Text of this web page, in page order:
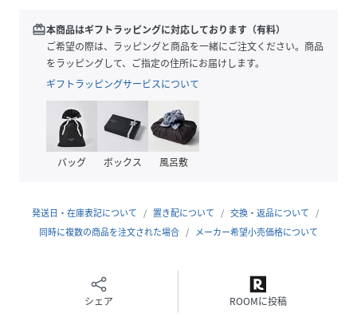
■デザイン
着るだけで今年らしさがぐっと高まるフード付きシャツ。
程よくゆったりなサイズなので、様々なインナーと相性抜
前を閉じて1枚で着るのはもちろん、羽織としても活躍して
くれる有能アイテムです！
長めの丈感とゆるっとしたルーズなシルエットでこなれ感も
プラス。
着回しやすいオフ・ブラック・ブルーとトレンドのチェック
柄の4色展開で、色違いで持ちたいアイテムです。
無地は、滑らかな肌触りのワッシャーシアー素材
チェックは、程よいシアー感がかわいい素材
redeem本商品はギフトラッピングに対応しております（有料）
ご希望の際は、ラッピングと商品を一緒にご注文ください。商品
をラッピングして、ご指定の住所にお届けします。
ギフトラッピングサービスについて
バッグ ボックス 風呂敷
発送日・在庫表記について 置き配について
交換・返品について
同時に複数の商品を注文された場合
メーカー希望小売価格について
シェア ROOMに投稿